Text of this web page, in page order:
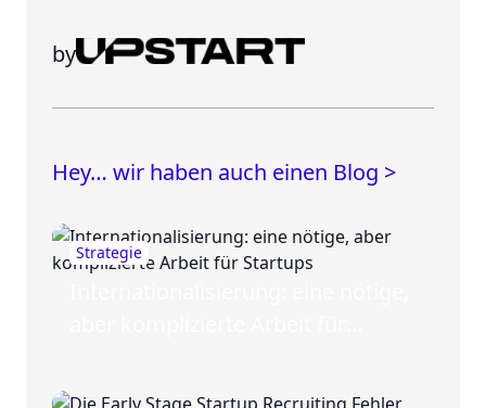
by
Hey… wir haben auch einen Blog >
Strategie